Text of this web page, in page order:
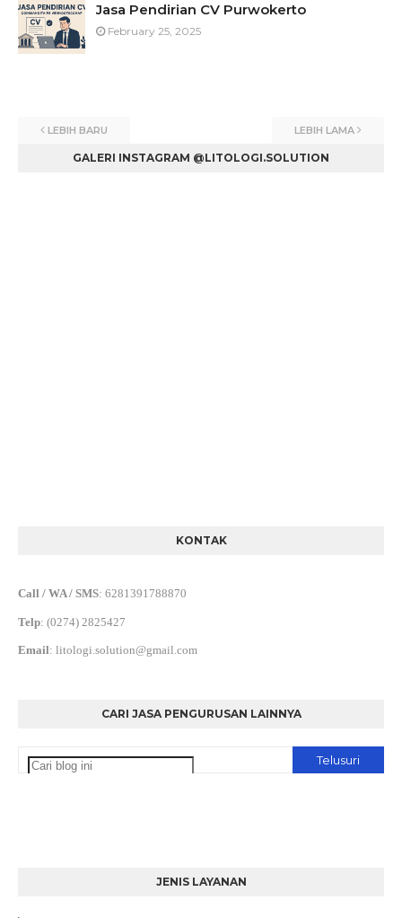
Jasa Pendirian CV Purwokerto
February 25, 2025
LEBIH BARU LEBIH LAMA
GALERI INSTAGRAM @LITOLOGI.SOLUTION
KONTAK
Call / WA / SMS: 6281391788870
Telp: (0274) 2825427
Email: litologi.solution@gmail.com
CARI JASA PENGURUSAN LAINNYA
JENIS LAYANAN